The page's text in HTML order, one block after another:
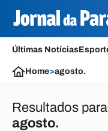
Últimas Notícias
Home>agosto.
Resultados
agosto.